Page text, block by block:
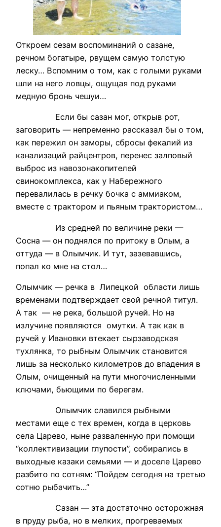
Откроем сезам воспоминаний о сазане,
речном богатыре, рвущем самую толстую
леску… Вспомним о том, как с голыми руками
шли на него ловцы, ощущая под руками
медную бронь чешуи…
Если бы сазан мог, открыв рот,
заговорить — непременно рассказал бы о том,
как пережил он заморы, сбросы фекалий из
канализаций райцентров, перенес залповый
выброс из навозонакопителей
свинокомплекса, как у Набережного
перевалилась в речку бочка с аммиаком,
вместе с трактором и пьяным трактористом…
Из средней по величине реки —
Сосна — он поднялся по притоку в Олым, а
оттуда — в Олымчик. И тут, зазевавшись,
попал ко мне на стол…
Олымчик — речка в Липецкой области лишь
временами подтверждает свой речной титул.
А так — не река, большой ручей. Но на
излучине появляются омутки. А так как в
ручей у Ивановки втекает сырзаводская
тухлянка, то рыбным Олымчик становится
лишь за несколько километров до впадения в
Олым, очищенный на пути многочисленными
ключами, бьющими по берегам.
Олымчик славился рыбными
местами еще с тех времен, когда в церковь
села Царево, ныне разваленную при помощи
“коллективизации глупости”, собирались в
выходные казаки семьями — и доселе Царево
разбито по сотням: “Пойдем сегодня на третью
сотню рыбачить…”
Сазан — эта достаточно осторожная
в пруду рыба, но в мелких, прогреваемых